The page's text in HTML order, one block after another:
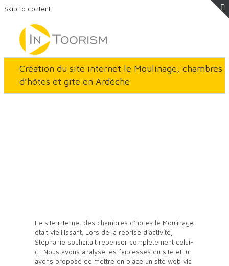
Skip to content
Création du site internet le Moulinage, chambres
d’hôtes et gîte en Ardèche
Le site internet des chambres d’hôtes le Moulinage
était vieillissant. Lors de la reprise d’activité,
Stéphanie souhaitait repenser complètement celui-
ci. Nous avons analysé les faiblesses du site et lui
avons proposé de mettre en place un site web via